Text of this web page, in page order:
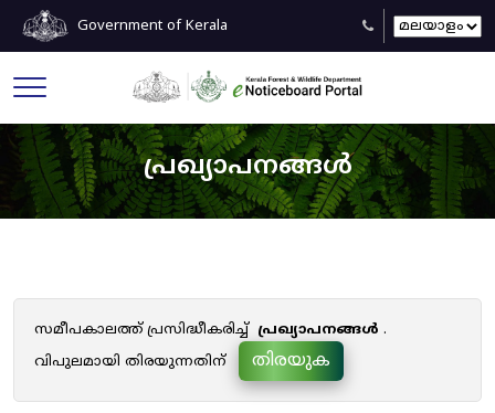
Government of Kerala
പ്രഖ്യാപനങ്ങൾ
സമീപകാലത്ത് പ്രസിദ്ധീകരിച്ച് പ്രഖ്യാപനങ്ങൾ .
വിപുലമായി തിരയുന്നതിന്
തിരയുക